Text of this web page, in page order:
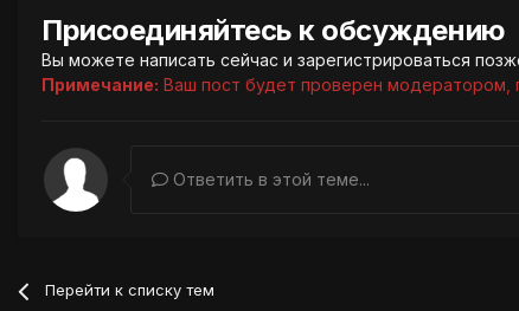
Присоединяйтесь к обсуждению
Вы можете написать сейчас и зарегистрироваться
Примечание: Ваш пост будет проверен
Ответить в этой теме...
Перейти к списку тем